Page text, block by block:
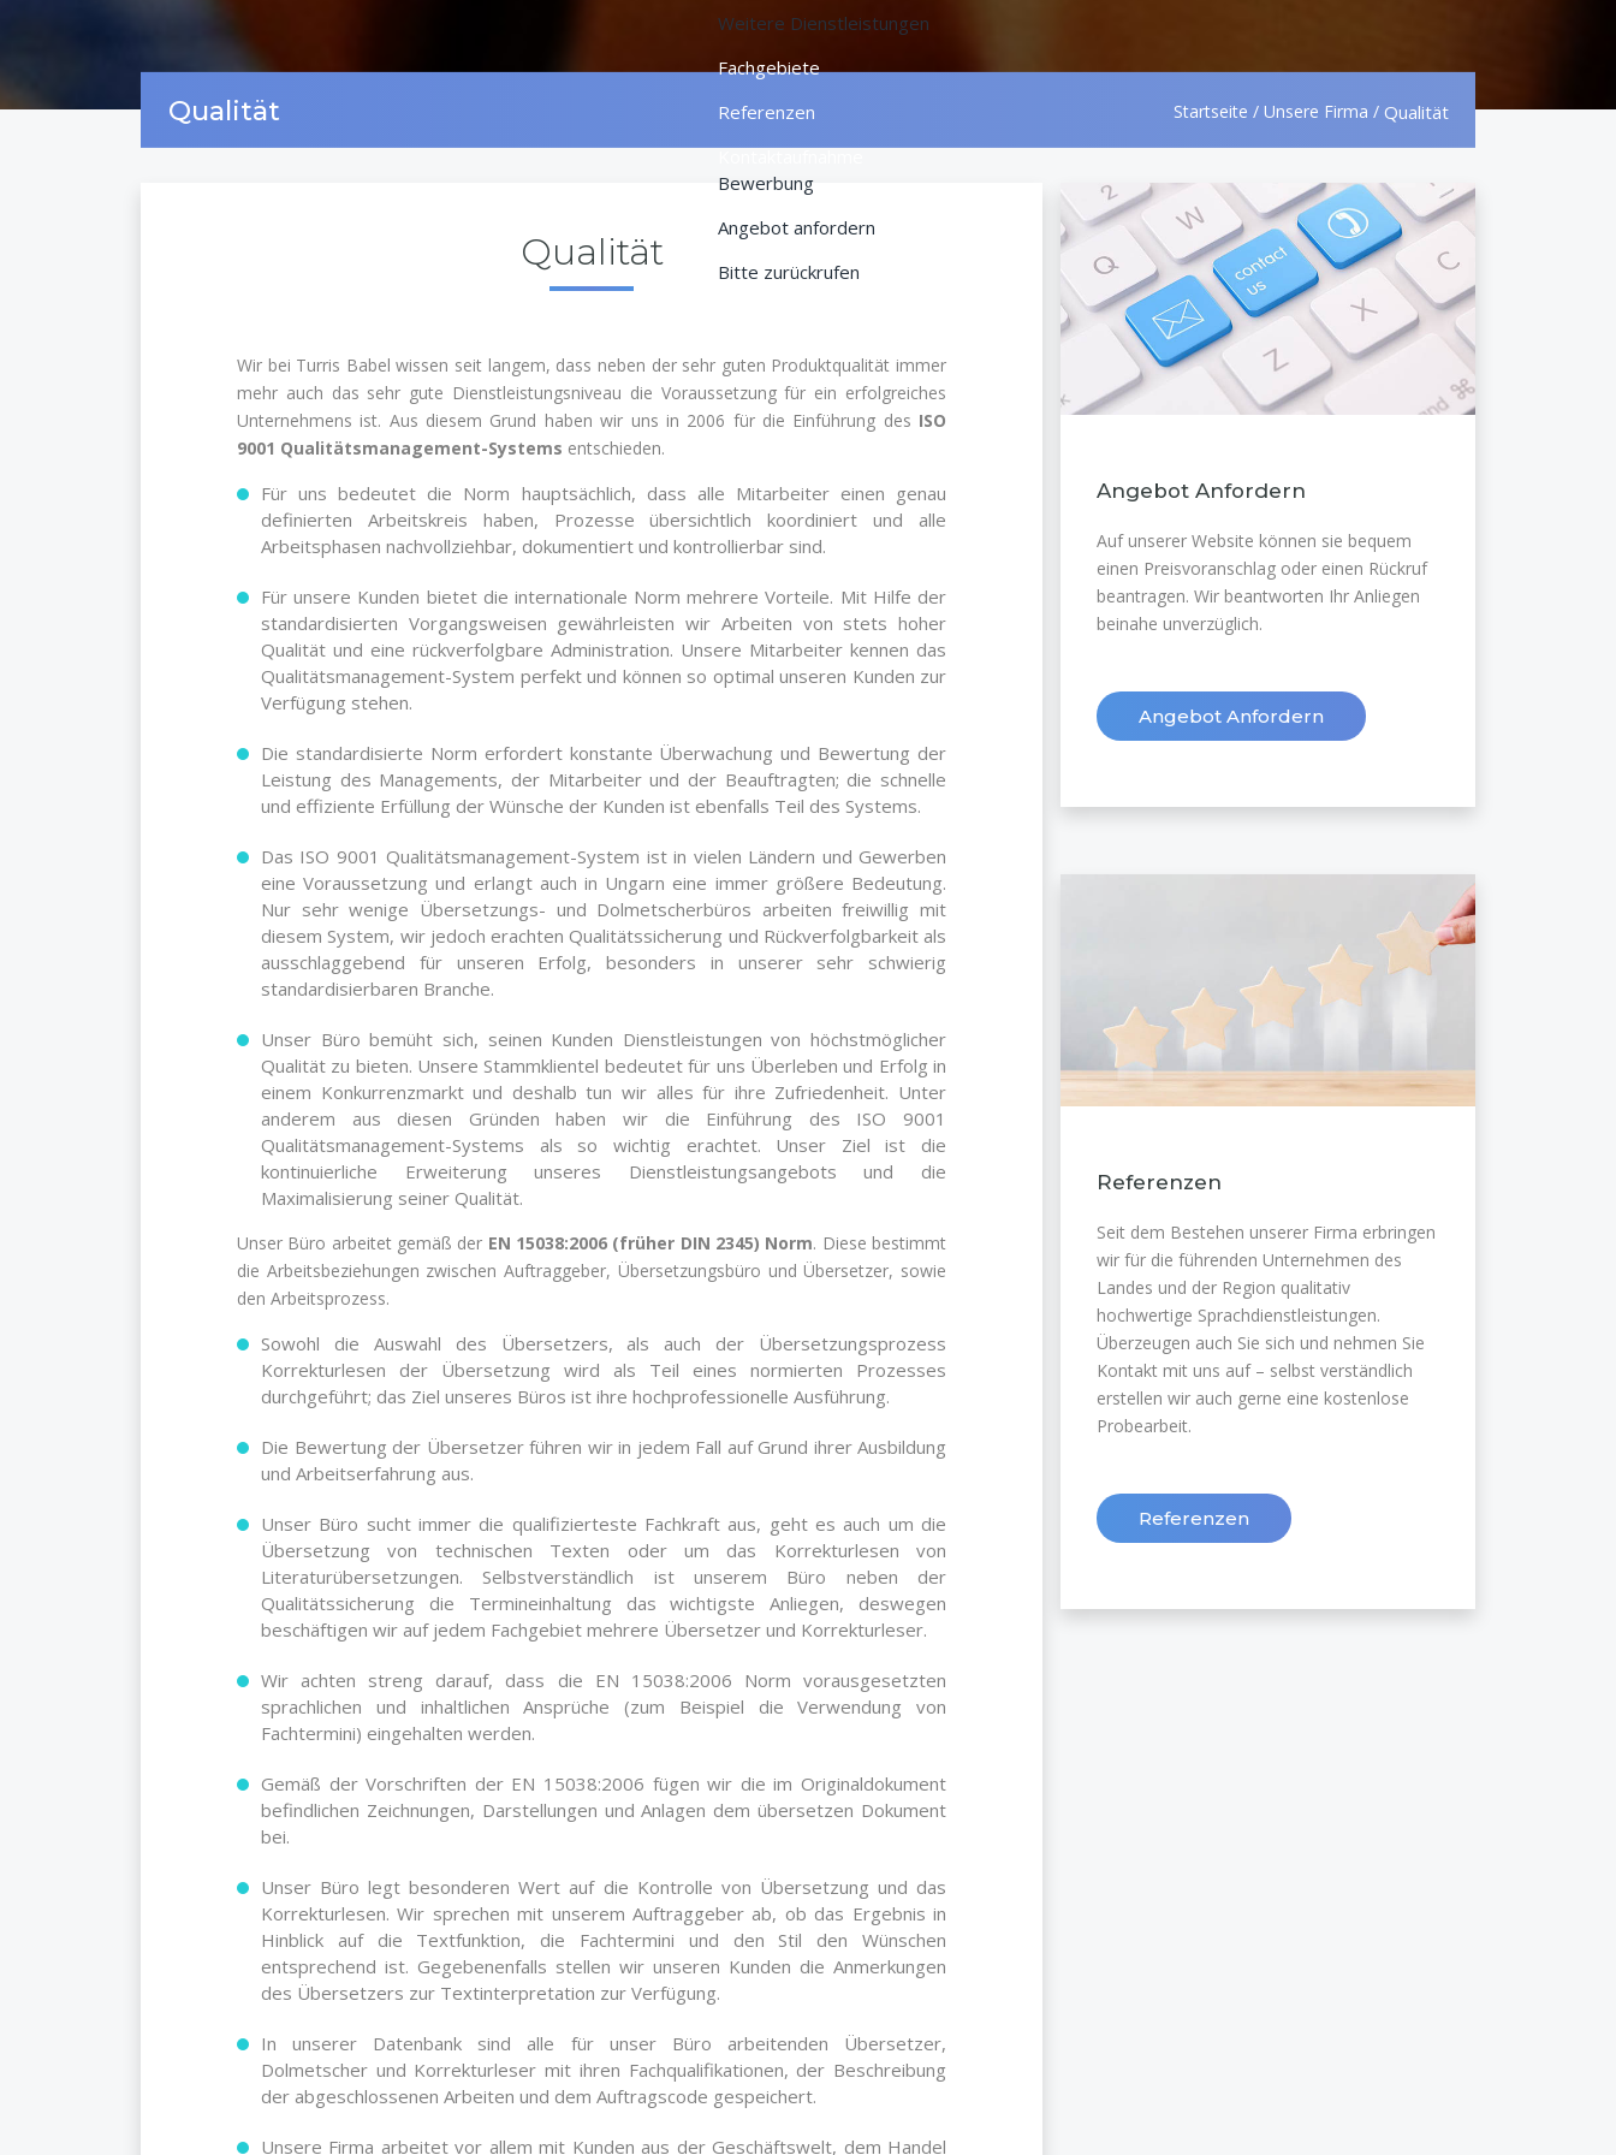
Weitere Dienstleistungen
Fachgebiete
Referenzen
Bewerbung
Angebot anfordern
Bitte zurückrufen
Qualität Startseite / Unsere Firma / Qualität
Qualität
Wir bei Turris Babel wissen seit langem, dass neben der sehr guten Produktqualität immer
mehr auch das sehr gute Dienstleistungsniveau die Voraussetzung für ein erfolgreiches
Unternehmens ist. Aus diesem Grund haben wir uns in 2006 für die Einführung des ISO
9001 Qualitätsmanagement-Systems entschieden.
Für uns bedeutet die Norm hauptsächlich, dass alle Mitarbeiter einen genau
definierten Arbeitskreis haben, Prozesse übersichtlich koordiniert und alle
Arbeitsphasen nachvollziehbar, dokumentiert und kontrollierbar sind.
Für unsere Kunden bietet die internationale Norm mehrere Vorteile. Mit Hilfe der
standardisierten Vorgangsweisen gewährleisten wir Arbeiten von stets hoher
Qualität und eine rückverfolgbare Administration. Unsere Mitarbeiter kennen das
Qualitätsmanagement-System perfekt und können so optimal unseren Kunden zur
Verfügung stehen.
Die standardisierte Norm erfordert konstante Überwachung und Bewertung der
Leistung des Managements, der Mitarbeiter und der Beauftragten; die schnelle
und effiziente Erfüllung der Wünsche der Kunden ist ebenfalls Teil des Systems.
Das ISO 9001 Qualitätsmanagement-System ist in vielen Ländern und Gewerben
eine Voraussetzung und erlangt auch in Ungarn eine immer größere Bedeutung.
Nur sehr wenige Übersetzungs- und Dolmetscherbüros arbeiten freiwillig mit
diesem System, wir jedoch erachten Qualitätssicherung und Rückverfolgbarkeit als
ausschlaggebend für unseren Erfolg, besonders in unserer sehr schwierig
standardisierbaren Branche.
Unser Büro bemüht sich, seinen Kunden Dienstleistungen von höchstmöglicher
Qualität zu bieten. Unsere Stammklientel bedeutet für uns Überleben und Erfolg in
einem Konkurrenzmarkt und deshalb tun wir alles für ihre Zufriedenheit. Unter
anderem aus diesen Gründen haben wir die Einführung des ISO 9001
Qualitätsmanagement-Systems als so wichtig erachtet. Unser Ziel ist die
kontinuierliche Erweiterung unseres Dienstleistungsangebots und die
Maximalisierung seiner Qualität.
Unser Büro arbeitet gemäß der EN 15038:2006 (früher DIN 2345) Norm. Diese bestimmt
die Arbeitsbeziehungen zwischen Auftraggeber, Übersetzungsbüro und Übersetzer, sowie
den Arbeitsprozess.
Sowohl die Auswahl des Übersetzers, als auch der Übersetzungsprozess
Korrekturlesen der Übersetzung wird als Teil eines normierten Prozesses
durchgeführt; das Ziel unseres Büros ist ihre hochprofessionelle Ausführung.
Die Bewertung der Übersetzer führen wir in jedem Fall auf Grund ihrer Ausbildung
und Arbeitserfahrung aus.
Unser Büro sucht immer die qualifizierteste Fachkraft aus, geht es auch um die
Übersetzung von technischen Texten oder um das Korrekturlesen von
Literaturübersetzungen. Selbstverständlich ist unserem Büro neben der
Qualitätssicherung die Termineinhaltung das wichtigste Anliegen, deswegen
beschäftigen wir auf jedem Fachgebiet mehrere Übersetzer und Korrekturleser.
Wir achten streng darauf, dass die EN 15038:2006 Norm vorausgesetzten
sprachlichen und inhaltlichen Ansprüche (zum Beispiel die Verwendung von
Fachtermini) eingehalten werden.
Gemäß der Vorschriften der EN 15038:2006 fügen wir die im Originaldokument
befindlichen Zeichnungen, Darstellungen und Anlagen dem übersetzen Dokument
bei.
Unser Büro legt besonderen Wert auf die Kontrolle von Übersetzung und das
Korrekturlesen. Wir sprechen mit unserem Auftraggeber ab, ob das Ergebnis in
Hinblick auf die Textfunktion, die Fachtermini und den Stil den Wünschen
entsprechend ist. Gegebenenfalls stellen wir unseren Kunden die Anmerkungen
des Übersetzers zur Textinterpretation zur Verfügung.
In unserer Datenbank sind alle für unser Büro arbeitenden Übersetzer,
Dolmetscher und Korrekturleser mit ihren Fachqualifikationen, der Beschreibung
der abgeschlossenen Arbeiten und dem Auftragscode gespeichert.
Unsere Firma arbeitet vor allem mit Kunden aus der Geschäftswelt, dem Handel
Angebot Anfordern
Auf unserer Website können sie bequem
einen Preisvoranschlag oder einen Rückruf
beantragen. Wir beantworten Ihr Anliegen
beinahe unverzüglich.
Angebot Anfordern
Referenzen
Seit dem Bestehen unserer Firma erbringen
wir für die führenden Unternehmen des
Landes und der Region qualitativ
hochwertige Sprachdienstleistungen.
Überzeugen auch Sie sich und nehmen Sie
Kontakt mit uns auf – selbst verständlich
erstellen wir auch gerne eine kostenlose
Probearbeit.
Referenzen